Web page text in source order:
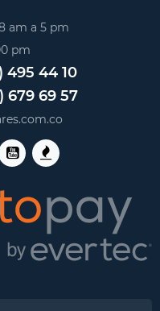
am a 5 pm
pm
495 44 10
679 69 57